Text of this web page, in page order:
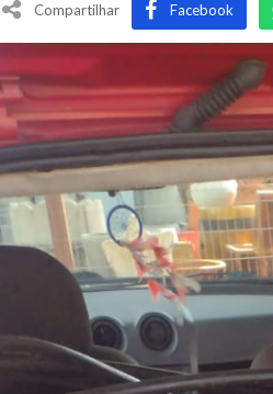
Compartilhar Facebook